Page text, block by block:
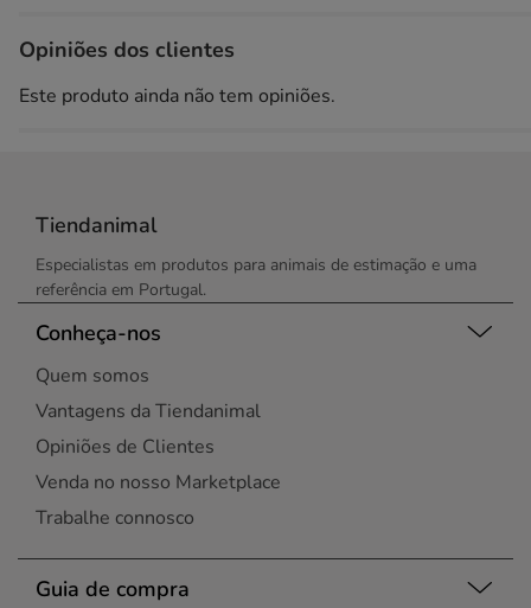
Opiniões dos clientes
Este produto ainda não tem opiniões.
Tiendanimal
Especialistas em produtos para animais de estimação e uma
referência em Portugal.
Conheça-nos
Quem somos
Vantagens da Tiendanimal
Opiniões de Clientes
Venda no nosso Marketplace
Trabalhe connosco
Guia de compra